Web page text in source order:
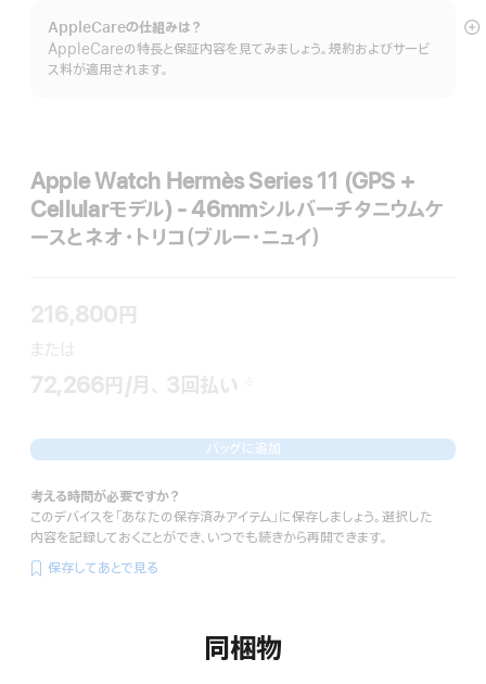
AppleCareの仕組みは？
AppleCareの特長と保証内容を見てみましょう。規約およびサービ
ス料が適用されます。
詳
Apple Watch Hermès Series 11 (GPS +
Cellularモ‍デ‍ル) - 46mmシルバーチタニウムケ
ースとネオ・トリコ（ブルー・ニュイ）
216,800円
ま た は
72,266円 /月、 月
3 回払い 支払い回数
（二重短剣符の脚注）
※
バッグに追加
考える時間が必要ですか？
このデバイスを「あなたの保存済みアイテム」に保存しましょう。選択した
内容を記録しておくことができ、いつでも続きから再開できます。
保存してあとで見る
同梱物